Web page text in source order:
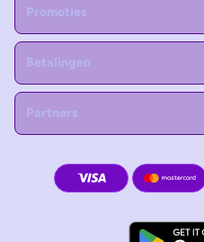
Promoties
Betalingen
Partners